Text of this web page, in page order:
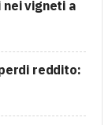
vigneti a
reddito: